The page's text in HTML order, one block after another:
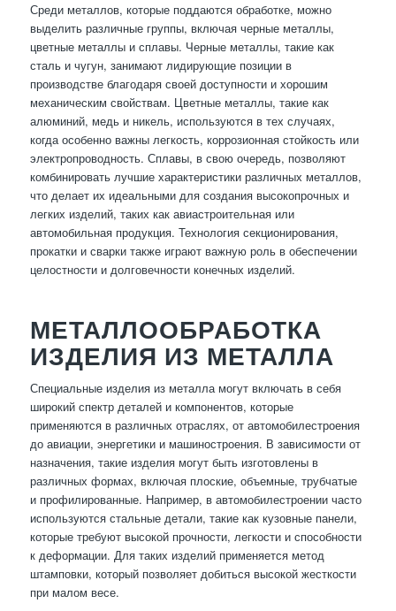
Среди металлов, которые поддаются обработке, можно
выделить различные группы, включая черные металлы,
цветные металлы и сплавы. Черные металлы, такие как
сталь и чугун, занимают лидирующие позиции в
производстве благодаря своей доступности и хорошим
механическим свойствам. Цветные металлы, такие как
алюминий, медь и никель, используются в тех случаях,
когда особенно важны легкость, коррозионная стойкость или
электропроводность. Сплавы, в свою очередь, позволяют
комбинировать лучшие характеристики различных металлов,
что делает их идеальными для создания высокопрочных и
легких изделий, таких как авиастроительная или
автомобильная продукция. Технология секционирования,
прокатки и сварки также играют важную роль в обеспечении
целостности и долговечности конечных изделий.
МЕТАЛЛООБРАБОТКА
ИЗДЕЛИЯ ИЗ МЕТАЛЛА
Специальные изделия из металла могут включать в себя
широкий спектр деталей и компонентов, которые
применяются в различных отраслях, от автомобилестроения
до авиации, энергетики и машиностроения. В зависимости от
назначения, такие изделия могут быть изготовлены в
различных формах, включая плоские, объемные, трубчатые
и профилированные. Например, в автомобилестроении часто
используются стальные детали, такие как кузовные панели,
которые требуют высокой прочности, легкости и способности
к деформации. Для таких изделий применяется метод
штамповки, который позволяет добиться высокой жесткости
при малом весе.